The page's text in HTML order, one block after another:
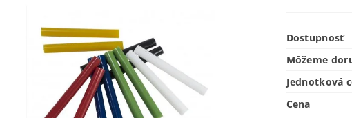
Dostupnosť
Môžeme
Jednotková
Cena